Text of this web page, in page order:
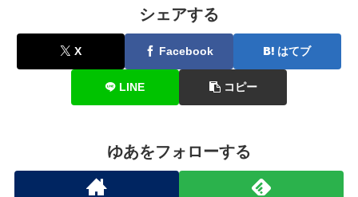
シェアする
X Facebook はてブ
LINE コピー
ゆあをフォローする